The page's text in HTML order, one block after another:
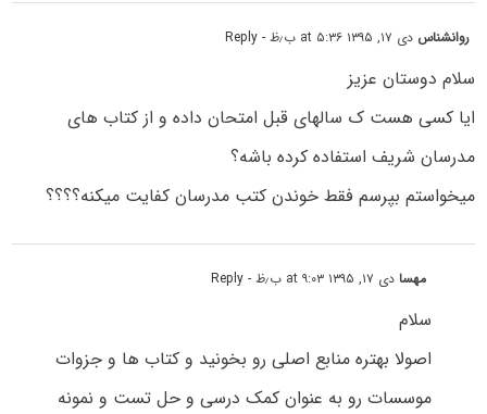
روانشناس دی ۱۷, ۱۳۹۵ at ۵:۳۶ ب٫ظ - Reply
سلام دوستان عزیز
ایا کسی هست ک سالهای قبل امتحان داده و از کتاب های
مدرسان شریف استفاده کرده باشه؟
میخواستم بپرسم فقط خوندن کتب مدرسان کفایت میکنه؟؟؟؟
مهسادی ۱۷, ۱۳۹۵ at ۹:۰۳ ب٫ظ - Reply
سلام
اصولا بهتره منابع اصلی رو بخونید و کتاب ها و جزوات
موسسات رو به عنوان کمک درسی و حل تست و نمونه